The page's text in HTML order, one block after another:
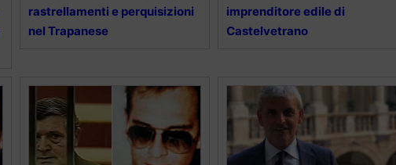
rastrellamenti e perquisizioni
nel Trapanese
imprenditore edile di
Castelvetrano